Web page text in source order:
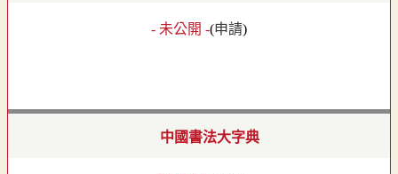
- 未公開 -(申請)
中國書法大字典